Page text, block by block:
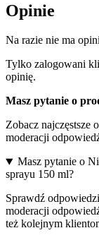
Opinie
Na razie nie ma
Tylko zalogowani
opinię.
Masz pytanie o
Zobacz najczęstsze
moderacji
Masz pytanie o
sprayu 150 ml?
Sprawdź
moderacji
też kolejnym